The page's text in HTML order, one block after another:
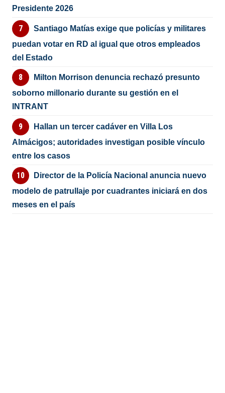
Presidente 2026
Santiago Matías exige que policías y militares
puedan votar en RD al igual que otros empleados
del Estado
Milton Morrison denuncia rechazó presunto
soborno millonario durante su gestión en el
INTRANT
Hallan un tercer cadáver en Villa Los
Almácigos; autoridades investigan posible vínculo
entre los casos
Director de la Policía Nacional anuncia nuevo
modelo de patrullaje por cuadrantes iniciará en dos
meses en el país